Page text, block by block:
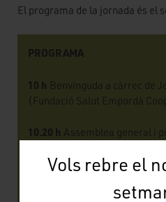
Vols rebre el
El programa de la jornada és el
PROGRAMA
10 h Benvinguda a càrrec de
(Fundació Salut Empordà
10.20 h Assemblea general i